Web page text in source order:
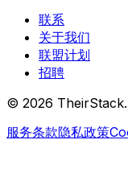
联系
关于我们
联盟计划
招聘
© 2026
服务条款隐私政策